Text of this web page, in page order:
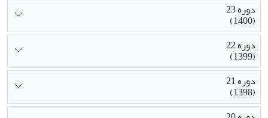
دوره 23
(1400)
دوره 22
(1399)
دوره 21
(1398)